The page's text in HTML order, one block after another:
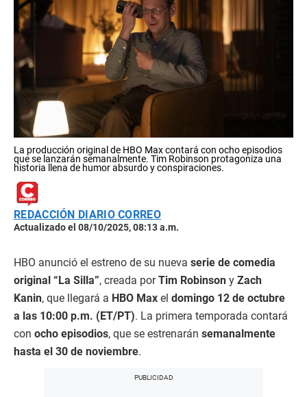
La producción original de HBO Max contará con ocho episodios
que se lanzarán semanalmente. Tim Robinson protagoniza una
historia llena de humor absurdo y conspiraciones.
REDACCIÓN DIARIO CORREO
Actualizado el 08/10/2025, 08:13 a.m.
HBO anunció el estreno de su nueva serie de comedia
original “La Silla”, creada porTim Robinson y Zach
Kanin, que llegará a HBO Max el domingo 12 de octubre
a las 10:00 p.m. (ET/PT). La primera temporada contará
con ocho episodios, que se estrenarán semanalmente
hasta el 30 de noviembre.